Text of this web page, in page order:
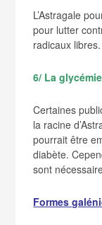
L’Astragale
pour lutter
radicaux libres.
6/ La glycémie
Certaines
la racine
pourrait être
diabète.
sont
Formes